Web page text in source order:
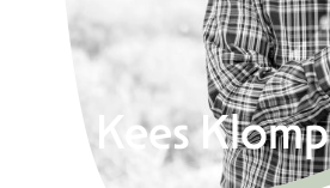
Kees Klomp